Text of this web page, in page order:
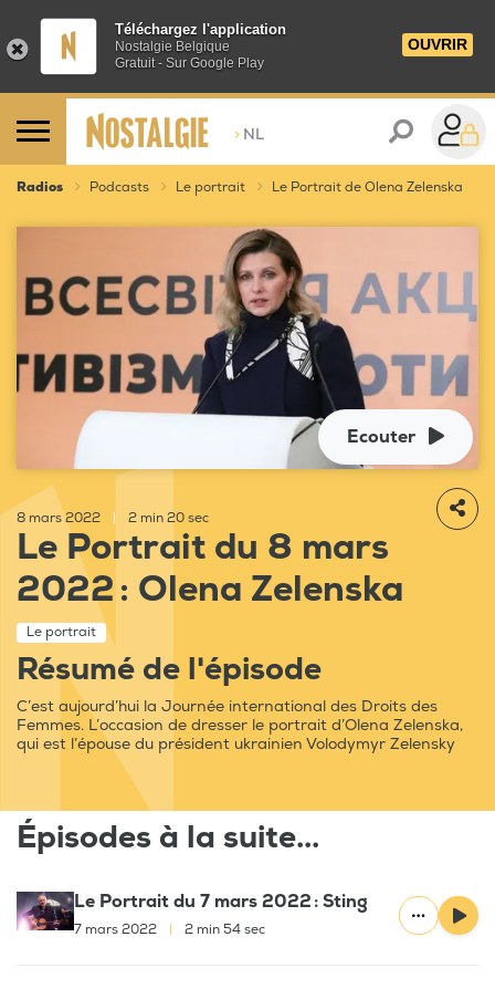
Téléchargez l'application
Nostalgie Belgique
Gratuit - Sur Google Play
OUVRIR
> NL
Radios Podcasts Le portrait Le Portrait de Olena Zelenska
Ecouter
8 mars 2022 2 min 20 sec
Le Portrait du 8 mars
2022 : Olena Zelenska
Le portrait
Résumé de l'épisode
C’est aujourd’hui la Journée international des Droits des
Femmes. L’occasion de dresser le portrait d’Olena Zelenska,
qui est l’épouse du président ukrainien Volodymyr Zelensky
Épisodes à la suite...
Le Portrait du 7 mars 2022 : Sting
7 mars 2022 2 min 54 sec